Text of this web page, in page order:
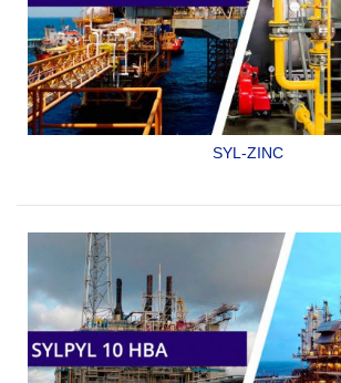
SYL-ZINC
SYLPYL 10 HB